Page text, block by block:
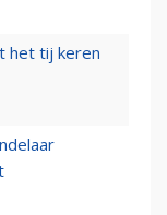
het tij keren